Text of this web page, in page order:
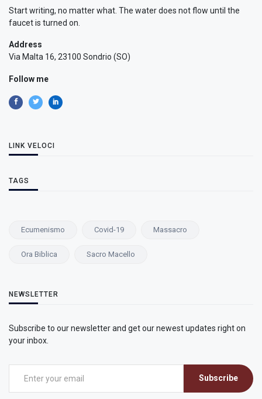
Start writing, no matter what. The water does not flow until the
faucet is turned on.
Address
Via Malta 16, 23100 Sondrio (SO)
Follow me
LINK VELOCI
TAGS
Ecumenismo Covid-19 Massacro
Ora Biblica Sacro Macello
NEWSLETTER
Subscribe to our newsletter and get our newest updates right on
your inbox.
Subscribe